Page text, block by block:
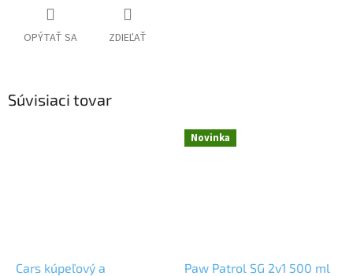
OPÝTAŤ SA ZDIEĽAŤ
Súvisiaci tovar
Cars kúpeľový a
Novinka
Paw Patrol SG 2v1 500 ml